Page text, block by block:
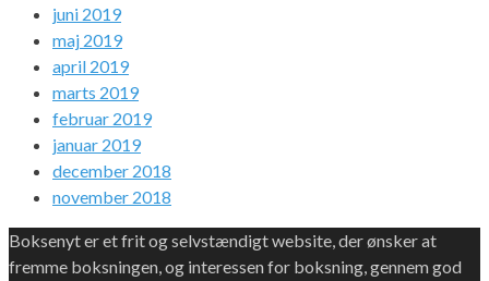
juni 2019
maj 2019
april 2019
marts 2019
februar 2019
januar 2019
december 2018
november 2018
Boksenyt er et frit og selvstændigt website, der ønsker at
fremme boksningen, og interessen for boksning, gennem god